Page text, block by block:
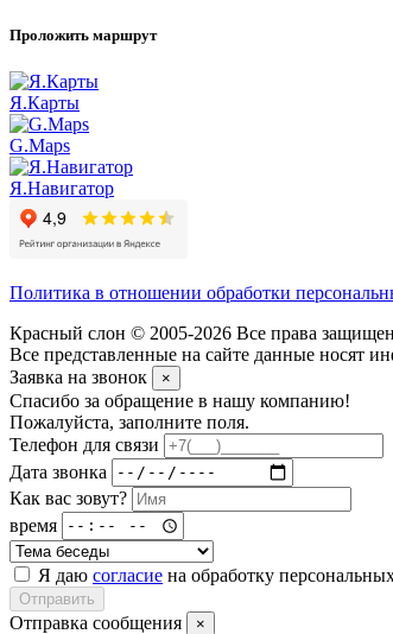
Проложить маршрут
Я.Карты
G.Maps
Я.Навигатор
Политика в отношении обработки
Красный слон © 2005-2026 Все права
Все представленные на сайте данные носят
Заявка на звонок
×
Спасибо за обращение в нашу компанию!
Пожалуйста, заполните поля.
Телефон для связи
Дата звонка
Как вас зовут?
время
Я даю согласие на обработку
Отправить
Отправка сообщения ×